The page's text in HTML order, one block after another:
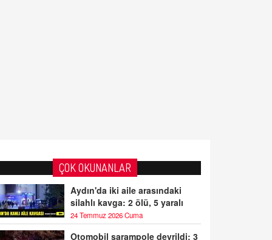
ÇOK OKUNANLAR
Aydın'da iki aile arasındaki
silahlı kavga: 2 ölü, 5 yaralı
24 Temmuz 2026 Cuma
Otomobil şarampole devrildi: 3